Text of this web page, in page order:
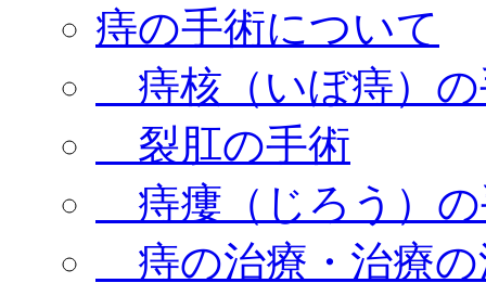
痔の手術について
痔核（いぼ痔）の
裂肛の手術
痔瘻（じろう）
痔の治療・治療の